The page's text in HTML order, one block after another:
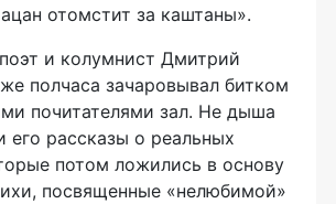
отомстит за каштаны».
и колумнист Дмитрий
полчаса зачаровывал битком
почитателями зал. Не дыша
его рассказы о реальных
потом ложились в основу
посвященные «нелюбимой»